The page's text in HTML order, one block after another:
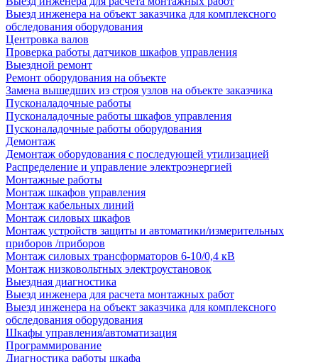
Выезд инженера на объект заказчика для комплексного
обследования оборудования
Центровка валов
Проверка работы датчиков шкафов управления
Выездной ремонт
Ремонт оборудования на объекте
Замена вышедших из строя узлов на объекте заказчика
Пусконаладочные работы
Пусконаладочные работы шкафов управления
Пусконаладочные работы оборудования
Демонтаж
Демонтаж оборудования с последующей утилизацией
Распределение и управление электроэнергией
Монтажные работы
Монтаж шкафов управления
Монтаж кабельных линий
Монтаж силовых шкафов
Монтаж устройств защиты и автоматики/измерительных
приборов /приборов
Монтаж силовых трансформаторов 6-10/0,4 кВ
Монтаж низковольтных электроустановок
Выездная диагностика
Выезд инженера для расчета монтажных работ
Выезд инженера на объект заказчика для комплексного
обследования оборудования
Шкафы управления/автоматизация
Программирование
Диагностика работы шкафа